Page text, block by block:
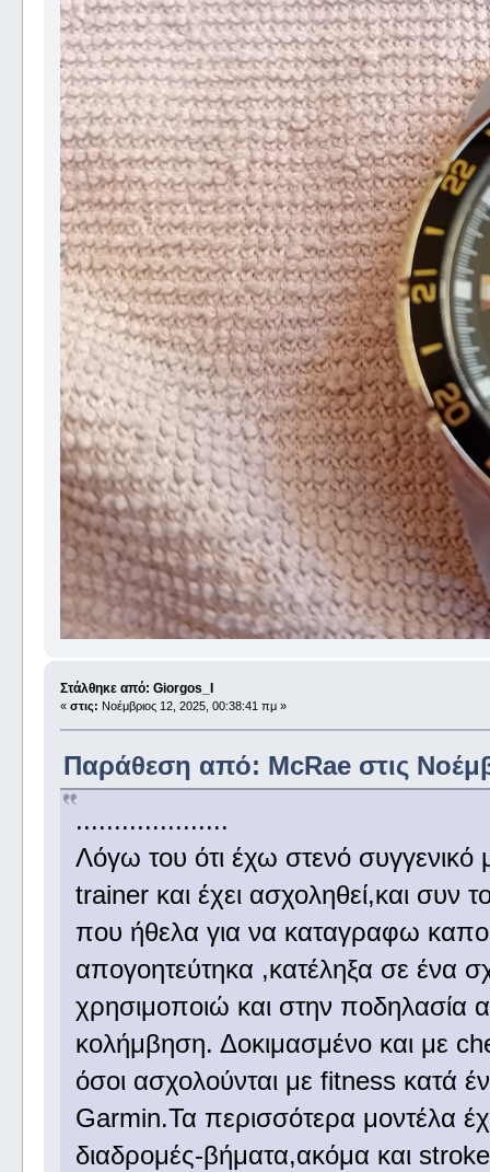
Στάλθηκε από: Giorgos_I
« στις: Νοέμβριος 12, 2025, 00:38:41 πμ »
Παράθεση από: McRae στις
....................
Λόγω του ότι έχω στενό
trainer και έχει ασχοληθεί,και συν
που ήθελα για να καταγραφω
απογοητεύτηκα ,κατέληξα σε ένα
χρησιμοποιώ και στην ποδηλασία
κολήμβηση. Δοκιμασμένο και με
όσοι ασχολούνται με fitness κατά
Garmin.Τα περισσότερα μοντέλα
διαδρομές-βήματα,ακόμα και